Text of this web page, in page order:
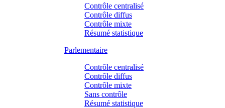
Contrôle centralisé
Contrôle diffus
Contrôle mixte
Résumé statistique
Parlementaire
Contrôle centralisé
Contrôle diffus
Contrôle mixte
Sans contrôle
Résumé statistique